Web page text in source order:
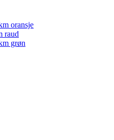
oransje
raud
grøn